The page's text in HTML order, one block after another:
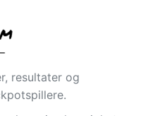
resultater og